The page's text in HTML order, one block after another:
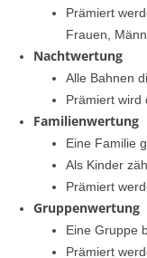
Prämiert
Frauen,
Nachtwertung
Alle Bahnen
Prämiert wird
Familienwertung
Eine Familie
Als Kinder
Prämiert
Gruppenwertung
Eine Gruppe
Prämiert